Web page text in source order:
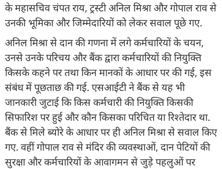
के महासचिव चंपत राय, ट्रस्टी अनिल मिश्रा और गोपाल राव से
उनकी भूमिका और जिम्मेदारियों को लेकर सवाल पूछे गए.
अनिल मिश्रा से दान की गणना में लगे कर्मचारियों के चयन,
उनसे उनके परिचय और बैंक द्वारा कर्मचारियों की नियुक्ति
किसके कहने पर तथा किन मानकों के आधार पर की गई, इस
संबंध में पूछताछ की गई. एसआईटी ने बैंक से यह भी
जानकारी जुटाई कि किस कर्मचारी की नियुक्ति किसकी
सिफारिश पर हुई और कौन किसका परिचित या रिश्तेदार था.
बैंक से मिले ब्योरे के आधार पर ही अनिल मिश्रा से सवाल किए
गए. वहीं गोपाल राव से मंदिर की व्यवस्थाओं, दान पेटियों की
सुरक्षा और कर्मचारियों के आवागमन से जुड़े पहलुओं पर